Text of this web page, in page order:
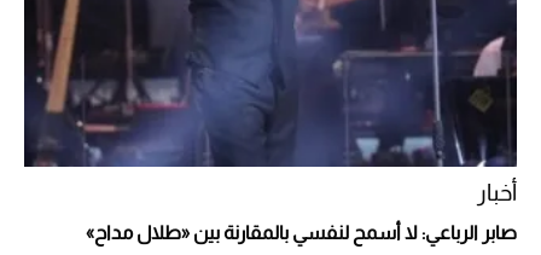
أغلى 10 عطور في العالم للرجال تمنحك فخامة
استثنائية
أخبار
صابر الرباعي: لا أسمح لنفسي بالمقارنة بين «طلال مداح»